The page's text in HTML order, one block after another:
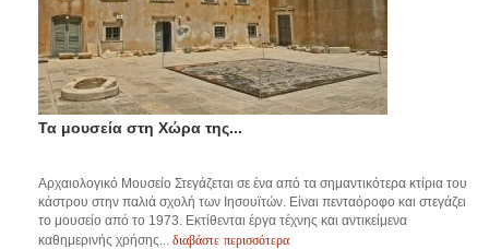
Τα μουσεία στη Χώρα της...
Αρχαιολογικό Μουσείο Στεγάζεται σε ένα από τα σημαντικότερα κτίρια του
κάστρου στην παλιά σχολή των Ιησουϊτών. Είναι πενταόροφο και στεγάζει
το μουσείο από το 1973. Εκτίθενται έργα τέχνης και αντικείμενα
καθημερινής χρήσης... διαβάστε περισσότερα